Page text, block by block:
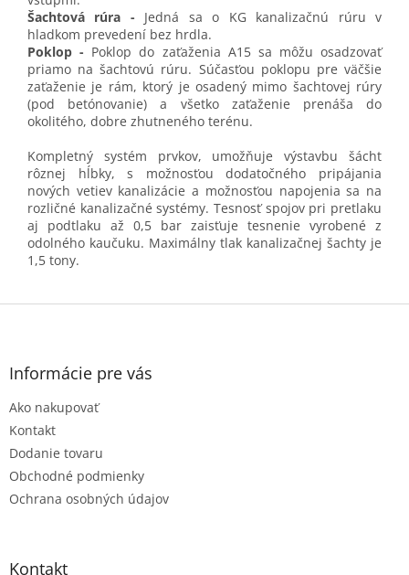
Šachtová rúra -
Jedná sa o KG kanalizačnú rúru v
hladkom prevedení bez hrdla.
Poklop - Poklop do zaťaženia A15 sa môžu osadzovať
priamo na šachtovú rúru. Súčasťou poklopu pre väčšie
zaťaženie je rám, ktorý je osadený mimo šachtovej rúry
(pod betónovanie) a všetko zaťaženie prenáša do
okolitého, dobre zhutneného terénu.
Kompletný systém prvkov, umožňuje výstavbu šácht
rôznej hĺbky, s možnosťou dodatočného pripájania
nových vetiev kanalizácie a možnosťou napojenia sa na
rozličné kanalizačné systémy. Tesnosť spojov pri pretlaku
aj podtlaku až 0,5 bar zaisťuje tesnenie vyrobené z
odolného kaučuku. Maximálny tlak kanalizačnej šachty je
1,5 tony.
Z
Informácie pre vás
Ako nakupovať
Kontakt
Dodanie tovaru
Obchodné podmienky
Ochrana osobných údajov
Kontakt